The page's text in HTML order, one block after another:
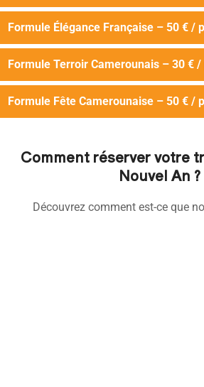
Formule Élégance Française – 50 € /
Formule Terroir Camerounais – 30 €
Formule Fête Camerounaise – 50 € /
Comment réserver votre
Nouvel An ?
Découvrez comment est-ce que